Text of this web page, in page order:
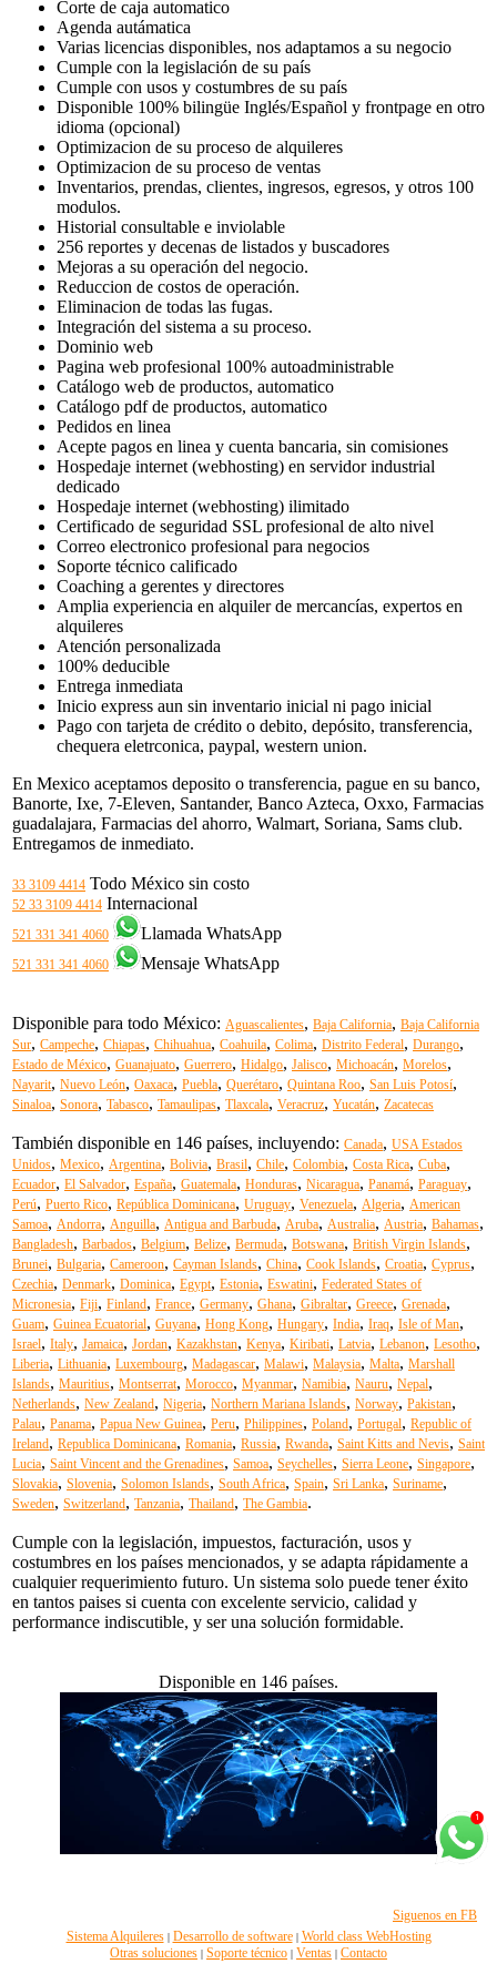
Corte de caja automatico
Agenda autámatica
Varias licencias disponibles, nos adaptamos a su negocio
Cumple con la legislación de su país
Cumple con usos y costumbres de su país
Disponible 100% bilingüe Inglés/Español y frontpage en otro
idioma (opcional)
Optimizacion de su proceso de alquileres
Optimizacion de su proceso de ventas
Inventarios, prendas, clientes, ingresos, egresos, y otros 100
modulos.
Historial consultable e inviolable
256 reportes y decenas de listados y buscadores
Mejoras a su operación del negocio.
Reduccion de costos de operación.
Eliminacion de todas las fugas.
Integración del sistema a su proceso.
Dominio web
Pagina web profesional 100% autoadministrable
Catálogo web de productos, automatico
Catálogo pdf de productos, automatico
Pedidos en linea
Acepte pagos en linea y cuenta bancaria, sin comisiones
Hospedaje internet (webhosting) en servidor industrial
dedicado
Hospedaje internet (webhosting) ilimitado
Certificado de seguridad SSL profesional de alto nivel
Correo electronico profesional para negocios
Soporte técnico calificado
Coaching a gerentes y directores
Amplia experiencia en alquiler de mercancías, expertos en
alquileres
Atención personalizada
100% deducible
Entrega inmediata
Inicio express aun sin inventario inicial ni pago inicial
Pago con tarjeta de crédito o debito, depósito, transferencia,
chequera eletrconica, paypal, western union.
En Mexico aceptamos deposito o transferencia, pague en su banco,
Banorte, Ixe, 7-Eleven, Santander, Banco Azteca, Oxxo, Farmacias
guadalajara, Farmacias del ahorro, Walmart, Soriana, Sams club.
Entregamos de inmediato.
33 3109 4414 Todo México sin costo
52 33 3109 4414 Internacional
521 331 341 4060 Llamada WhatsApp
521 331 341 4060 Mensaje WhatsApp
Disponible para todo México: Aguascalientes, Baja California, Baja California
Sur, Campeche, Chiapas, Chihuahua, Coahuila, Colima, Distrito Federal, Durango,
Estado de México, Guanajuato, Guerrero, Hidalgo, Jalisco, Michoacán, Morelos,
Nayarit, Nuevo León, Oaxaca, Puebla, Querétaro, Quintana Roo, San Luis Potosí,
Sinaloa, Sonora, Tabasco, Tamaulipas, Tlaxcala, Veracruz, Yucatán, Zacatecas
También disponible en 146 países, incluyendo: Canada, USA Estados
Unidos, Mexico, Argentina, Bolivia, Brasil, Chile, Colombia, Costa Rica, Cuba,
Ecuador, El Salvador, España, Guatemala, Honduras, Nicaragua, Panamá, Paraguay,
Perú, Puerto Rico, República Dominicana, Uruguay, Venezuela, Algeria, American
Samoa, Andorra, Anguilla, Antigua and Barbuda, Aruba, Australia, Austria, Bahamas,
Bangladesh, Barbados, Belgium, Belize, Bermuda, Botswana, British Virgin Islands,
Brunei, Bulgaria, Cameroon, Cayman Islands, China, Cook Islands, Croatia, Cyprus,
Czechia, Denmark, Dominica, Egypt, Estonia, Eswatini, Federated States of
Micronesia, Fiji, Finland, France, Germany, Ghana, Gibraltar, Greece, Grenada,
Guam, Guinea Ecuatorial, Guyana, Hong Kong, Hungary, India, Iraq, Isle of Man,
Israel, Italy, Jamaica, Jordan, Kazakhstan, Kenya, Kiribati, Latvia, Lebanon, Lesotho,
Liberia, Lithuania, Luxembourg, Madagascar, Malawi, Malaysia, Malta, Marshall
Islands, Mauritius, Montserrat, Morocco, Myanmar, Namibia, Nauru, Nepal,
Netherlands, New Zealand, Nigeria, Northern Mariana Islands, Norway, Pakistan,
Palau, Panama, Papua New Guinea, Peru, Philippines, Poland, Portugal, Republic of
Ireland, Republica Dominicana, Romania, Russia, Rwanda, Saint Kitts and Nevis, Saint
Lucia, Saint Vincent and the Grenadines, Samoa, Seychelles, Sierra Leone, Singapore,
Slovakia, Slovenia, Solomon Islands, South Africa, Spain, Sri Lanka, Suriname,
Sweden, Switzerland, Tanzania, Thailand, The Gambia.
Cumple con la legislación, impuestos, facturación, usos y
costumbres en los países mencionados, y se adapta rápidamente a
cualquier requerimiento futuro. Un sistema solo puede tener éxito
en tantos paises si cuenta con excelente servicio, calidad y
performance indiscutible, y ser una solución formidable.
Disponible en 146 países.
Siguenos en FB
Sistema Alquileres| Desarrollo de software| World class WebHosting
Otras soluciones | Soporte técnico | Ventas | Contacto